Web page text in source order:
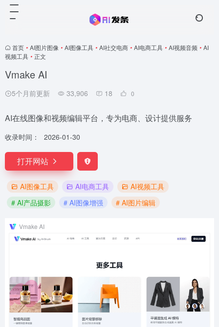
首页 • AI图片图像 • AI图像工具 • AI社交电商 • AI电商工具 • AI视频音频 • AI
视频工具 • 正文
Vmake AI
5个月前更新 33,906 18 0
AI在线图像和视频编辑平台，专为电商、设计提供服务
收录时间： 2026-01-30
打开网站
AI图像工具 AI电商工具
AI视频工具
# AI产品摄影
# AI图像增强 # AI图片编辑
Vmake AI